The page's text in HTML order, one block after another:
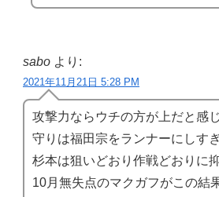
sabo より:
2021年11月21日 5:28 PM
攻撃力ならウチの方が上だと感
守りは福田宗をランナーにしす
杉本は狙いどおり作戦どおりに
10月無失点のマクガフがこの結